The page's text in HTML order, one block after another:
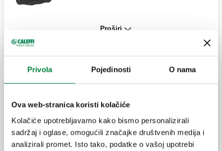
Privola Pojedinosti O nama
Ova web-stranica koristi kolačiće
Kolačiće upotrebljavamo kako bismo personalizirali
sadržaj i oglase, omogućili značajke društvenih medija i
analizirali promet. Isto tako, podatke o vašoj upotrebi
Pomoćni mjerač temperature za
Termostatski regulator za recirkulacijske
krugove tople sanitarne vode.
Proširi
ventilom
MISSING